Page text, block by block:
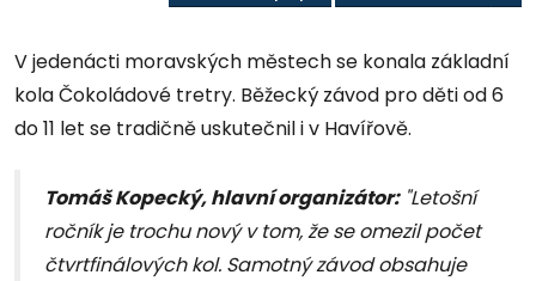
V jedenácti moravských městech se konala základní
kola Čokoládové tretry. Běžecký závod pro děti od 6
do 11 let se tradičně uskutečnil i v Havířově.
Tomáš Kopecký, hlavní organizátor:"Letošní
ročník je trochu nový v tom, že se omezil počet
čtvrtfinálových kol. Samotný závod obsahuje